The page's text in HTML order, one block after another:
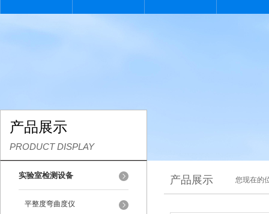
产品展示
PRODUCT DISPLAY
实验室检测设备
平整度弯曲度仪
产品展示 您现在的